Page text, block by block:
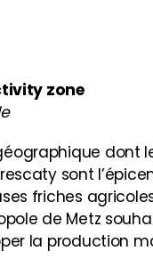
zone
dont
sont
friches
de Metz
la production